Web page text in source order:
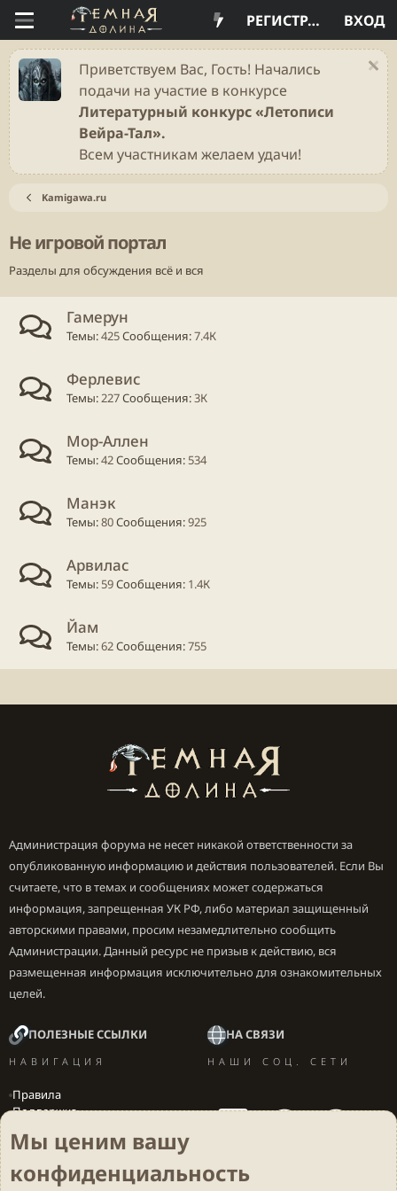
ВХОД
РЕГИСТРАЦИЯ
Приветствуем Вас, Гость! Начались
подачи на участие в конкурсе
Литературный конкурс «Летописи
Вейра-Тал».
Всем участникам желаем удачи!
Kamigawa.ru
Не игровой портал
Разделы для обсуждения всё и вся
Гамерун
Темы 425Сообщения 7.4К
Ферлевис
Темы 227Сообщения 3К
Мор-Аллен
Темы 42Сообщения 534
Манэк
Темы 80Сообщения 925
Арвилас
Темы 59Сообщения 1.4К
Йам
Темы 62Сообщения 755
Администрация форума не несет никакой ответственности за
опубликованную информацию и действия пользователей. Если Вы
считаете, что в темах и сообщениях может содержаться
информация, запрещенная УК РФ, либо материал защищенный
авторскими правами, просим незамедлительно сообщить
Администрации. Данный ресурс не призыв к действию, вся
размещенная информация исключительно для ознакомительных
целей.
ПОЛЕЗНЫЕ ССЫЛКИ
НАВИГАЦИЯ
Правила
Поддержка
Локализация игр
НА СВЯЗИ
НАШИ СОЦ. СЕТИ
Мы ценим вашу
конфиденциальность